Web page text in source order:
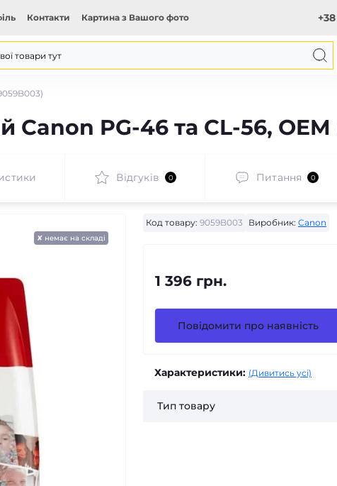
Контакти Картина з Вашого фото
PG-46 та CL-56,
Відгуків 0 Питання 0
✘ немає на складі
Код товару: 9059B003 Виробник: Canon
1 396 грн.
Повідомити про наявність
Характеристики: (Дивитись усі)
Тип товару